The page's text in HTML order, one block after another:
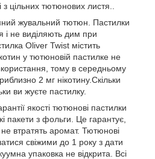
з цільних тютюнових листя..
жувальний тютюн. Пастилки
і не виділяють дим при
Oliver Twist містить
у тютюновій пастилке не
тому в середньому
2 мг нікотину.Скільки
ви жуєте пастилку.
якості тютюнові пастилки
пакети з фольги. Це гарантує,
втратять аромат. Тютюнові
свіжими до 1 року з дати
упаковка не відкрита. Всі